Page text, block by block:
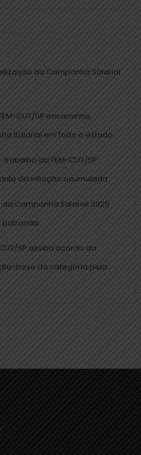
da Campanha Salarial
CUT/SP encaminha
Salarial em todo o estado
da FEM-CUT/SP
da inflação acumulada
da Campanha Salarial 2025
patronais
SP assina acordo da
base da categoria pela